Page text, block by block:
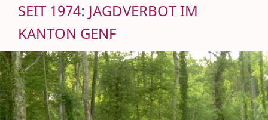
SEIT 1974: JAGDVERBOT IM
KANTON GENF